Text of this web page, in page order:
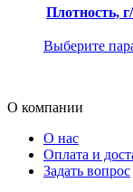
Плотность,
Выберите
О компании
О нас
Оплата и
Задать вопрос